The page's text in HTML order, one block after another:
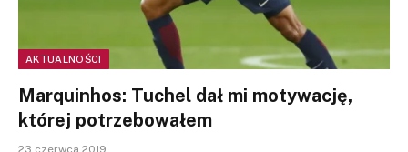
AKTUALNOŚCI
Marquinhos: Tuchel dał mi motywację,
której potrzebowałem
23 czerwca 2019